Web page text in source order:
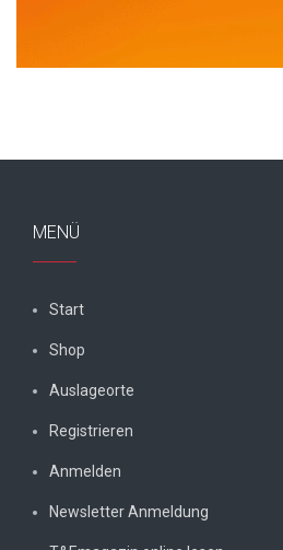
MENÜ
Start
Shop
Auslageorte
Registrieren
Anmelden
Newsletter Anmeldung